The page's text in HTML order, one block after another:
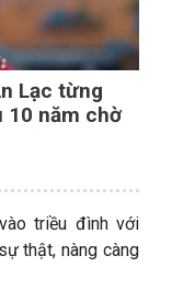
Lạc từng
10 năm chờ
triều đình với
thật, nàng càng